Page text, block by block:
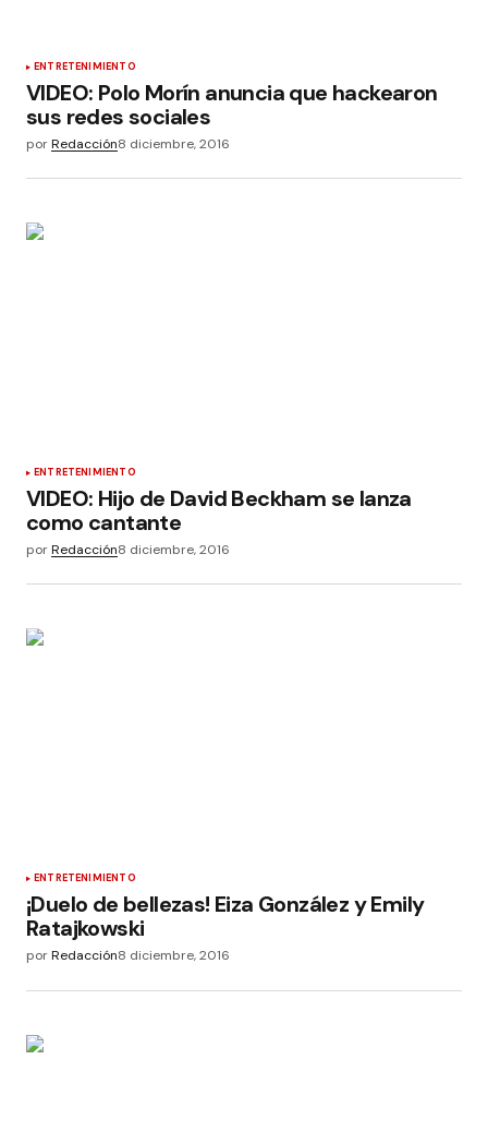
ENTRETENIMIENTO
VIDEO: Polo Morín anuncia que hackearon
sus redes sociales
porRedacción8 diciembre, 2016
ENTRETENIMIENTO
VIDEO: Hijo de David Beckham se lanza
como cantante
porRedacción8 diciembre, 2016
ENTRETENIMIENTO
¡Duelo de bellezas! Eiza González y Emily
Ratajkowski
porRedacción8 diciembre, 2016